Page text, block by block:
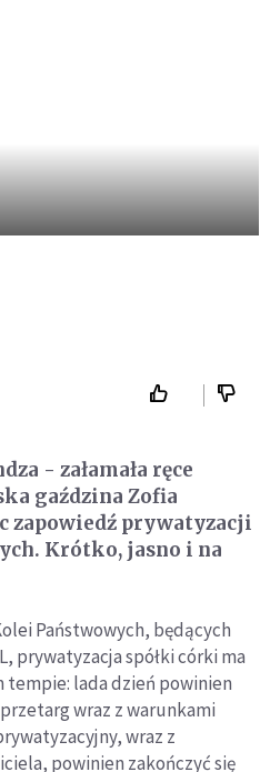
- załamała ręce
gaździna Zofia
zapowiedź prywatyzacji
Krótko, jasno i na
Państwowych, będących
prywatyzacja spółki córki ma
tempie: lada dzień powinien
wraz z warunkami
wraz z
powinien zakończyć się